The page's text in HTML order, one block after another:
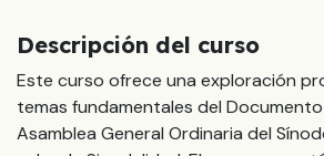
Descripción del curso
Este curso ofrece una exploración
temas fundamentales del Documento
Asamblea General Ordinaria del